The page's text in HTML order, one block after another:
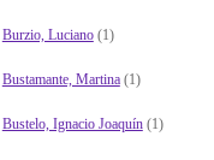
Burzio, Luciano(1)
Bustamante, Martina(1)
Bustelo, Ignacio Joaquín(1)